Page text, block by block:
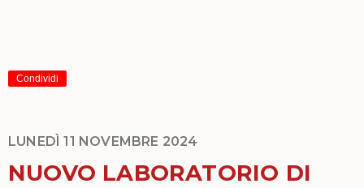
Condividi
LUNEDÌ 11 NOVEMBRE 2024
NUOVO LABORATORIO DI